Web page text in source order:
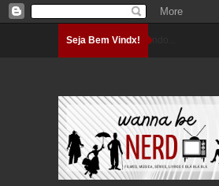
Seja Bem Vindx!Carregando...